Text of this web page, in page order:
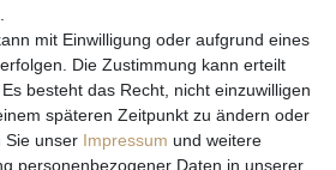
versenden mit
mit Einwilligung oder aufgrund eines
Die Zustimmung kann erteilt
besteht das Recht, nicht einzuwilligen
späteren Zeitpunkt zu ändern oder
Sie unser Impressum und weitere
personenbezogener Daten in unserer